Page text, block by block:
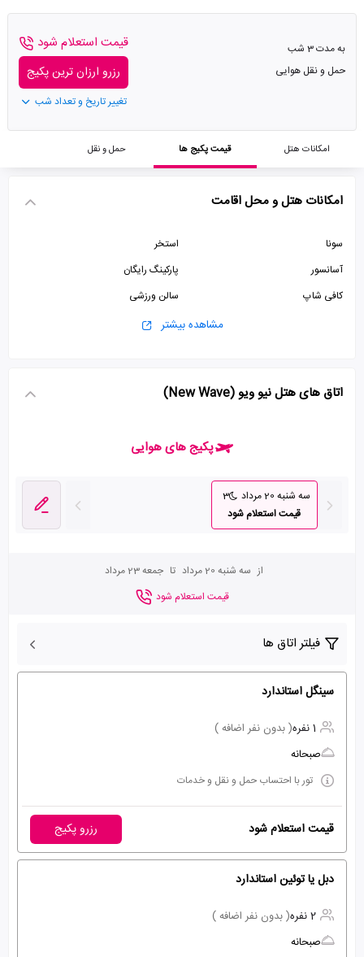
به مدت 3 شب
حمل و نقل هوایی
قیمت استعلام شود
رزرو ارزان ترین پکیج
تغییر تاریخ و تعداد شب
امکانات هتل قیمت پکیج ها حمل و نقل
امکانات هتل و محل اقامت
سونا
استخر
آسانسور
پارکینگ رایگان
کافی شاپ
سالن ورزشی
مشاهده بیشتر
اتاق های هتل نیو ویو (New Wave)
پکیج های هوایی
سه شنبه 20 مرداد
3
قیمت استعلام شود
از سه شنبه 20 مرداد تا جمعه 23 مرداد
قیمت استعلام شود
فیلتر اتاق ها
سینگل استاندارد
1 نفره
( بدون نفر اضافه )
صبحانه
تور با احتساب حمل و نقل و خدمات
قیمت استعلام شود رزرو پکیج
دبل یا توئین استاندارد
2 نفره
( بدون نفر اضافه )
صبحانه